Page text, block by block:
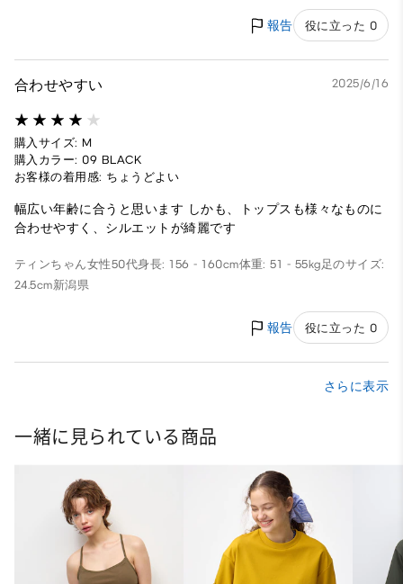
報告 役に立った 0
合わせやすい 2025/6/16
購入サイズ: M
購入カラー: 09 BLACK
お客様の着用感: ちょうどよい
幅広い年齢に合うと思います しかも、トップスも様々なものに
合わせやすく、シルエットが綺麗です
ティンちゃん女性50代身長: 156 - 160cm体重: 51 - 55kg足のサイズ:
24.5cm新潟県
報告 役に立った 0
さらに表示
一緒に見られている商品